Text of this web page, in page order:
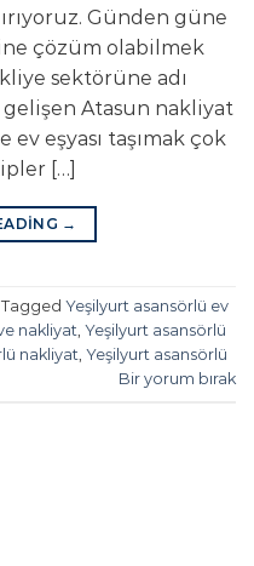
Günden güne
çözüm olabilmek
sektörüne adı
Atasun nakliyat
eşyası taşımak çok
[…]
→
Tagged Yeşilyurt asansörlü ev
nakliyat Yeşilyurt asansörlü
nakliyat Yeşilyurt asansörlü
Bir yorum bırak